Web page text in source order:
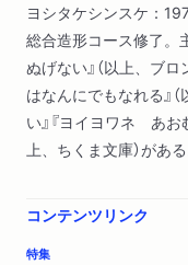
ヨシタケシンスケ：
総合造形コース修了。
ぬげない』（以上、ブロ
はなんにでもなれる』
い』『ヨイヨワネ あお
上、ちくま文庫）がある
コンテンツリンク
特集